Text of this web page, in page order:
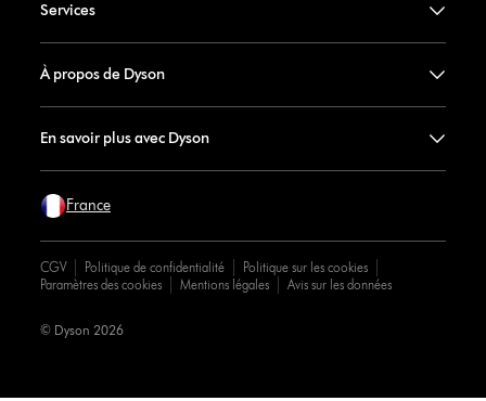
Services
À propos de Dyson
En savoir plus avec Dyson
France
CGV Politique de confidentialité
Politique sur les cookies
Paramètres des cookies
Mentions légales Avis sur les données
© Dyson 2026